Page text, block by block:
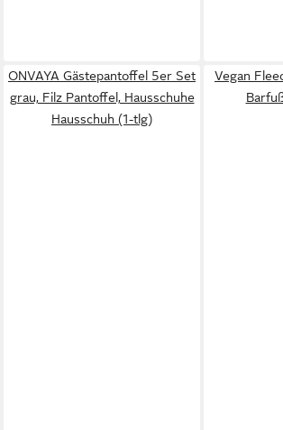
ONVAYA Gästepantoffel 5er Set
grau, Filz Pantoffel, Hausschuhe
Hausschuh (1-tlg)
Vegan